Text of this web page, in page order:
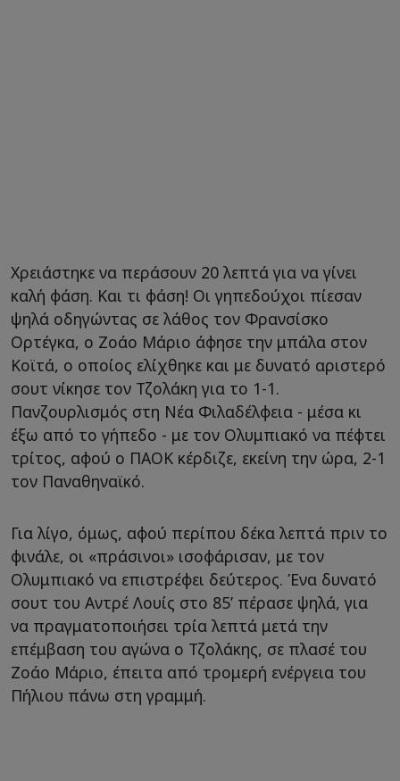
Χρειάστηκε να περάσουν 20 λεπτά για να γίνει
καλή φάση. Και τι φάση! Οι γηπεδούχοι πίεσαν
ψηλά οδηγώντας σε λάθος τον Φρανσίσκο
Ορτέγκα, ο Ζοάο Μάριο άφησε την μπάλα στον
Κοϊτά, ο οποίος ελίχθηκε και με δυνατό αριστερό
σουτ νίκησε τον Τζολάκη για το 1-1.
Πανζουρλισμός στη Νέα Φιλαδέλφεια - μέσα κι
έξω από το γήπεδο - με τον Ολυμπιακό να πέφτει
τρίτος, αφού ο ΠΑΟΚ κέρδιζε, εκείνη την ώρα, 2-1
τον Παναθηναϊκό.
Για λίγο, όμως, αφού περίπου δέκα λεπτά πριν το
φινάλε, οι «πράσινοι» ισοφάρισαν, με τον
Ολυμπιακό να επιστρέφει δεύτερος. Ένα δυνατό
σουτ του Αντρέ Λουίς στο 85’ πέρασε ψηλά, για
να πραγματοποιήσει τρία λεπτά μετά την
επέμβαση του αγώνα ο Τζολάκης, σε πλασέ του
Ζοάο Μάριο, έπειτα από τρομερή ενέργεια του
Πήλιου πάνω στη γραμμή.